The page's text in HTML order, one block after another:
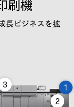
刷機
長ビジネスを拡
1
2
3